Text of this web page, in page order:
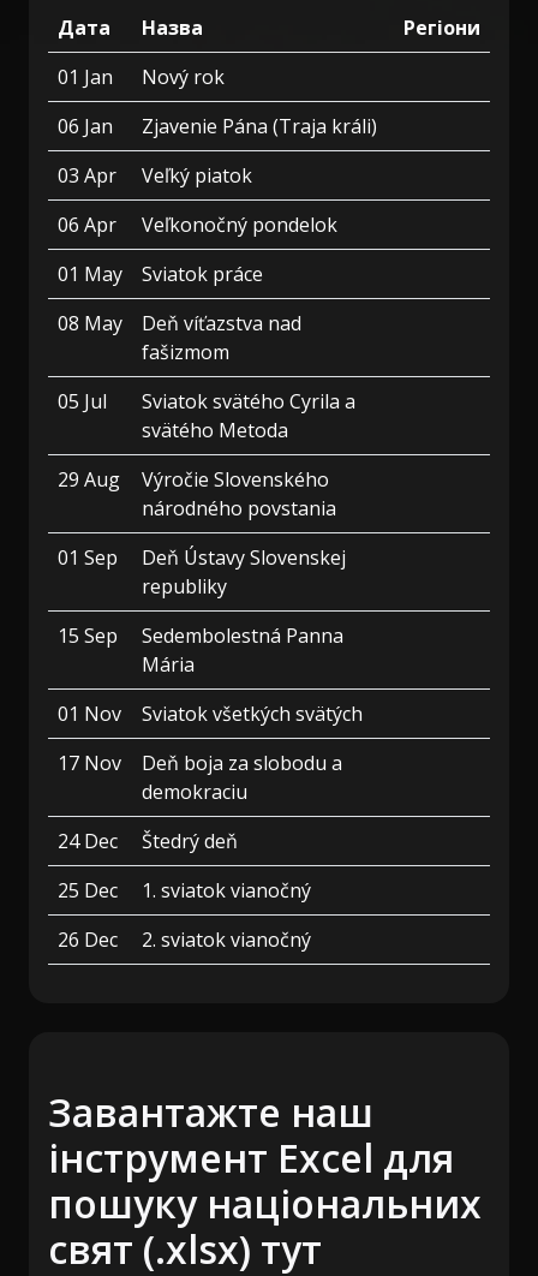
Дата Назва
Регіони
01 Jan
Nový rok
06 Jan
Zjavenie Pána (Traja králi)
03 Apr
Veľký piatok
06 Apr
Veľkonočný pondelok
01 May
Sviatok práce
08 May
Deň víťazstva nad
fašizmom
05 Jul
Sviatok svätého Cyrila a
svätého Metoda
29 Aug
Výročie Slovenského
národného povstania
01 Sep
Deň Ústavy Slovenskej
republiky
15 Sep
Sedembolestná Panna
Mária
01 Nov
Sviatok všetkých svätých
17 Nov
Deň boja za slobodu a
demokraciu
24 Dec
Štedrý deň
25 Dec
1. sviatok vianočný
26 Dec
2. sviatok vianočný
Завантажте наш
інструмент Excel для
пошуку національних
свят (.xlsx) тут